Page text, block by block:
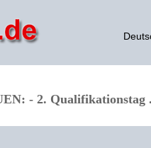
- 2. Qualifikationstag